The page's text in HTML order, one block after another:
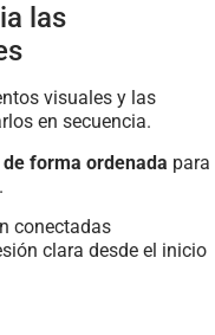
las
visuales y las
en secuencia.
forma ordenada para
conectadas
clara desde el inicio